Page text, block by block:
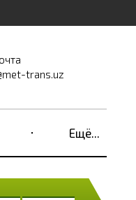
trans.uz
Ещё...